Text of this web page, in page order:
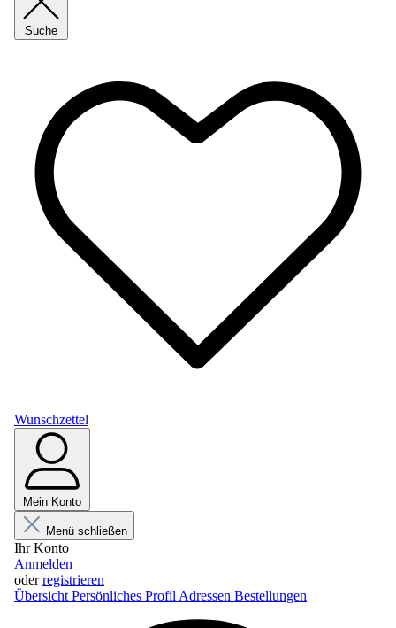
Suche
Wunschzettel
Mein Konto
Menü schließen
Ihr Konto
Anmelden
oderregistrieren
Übersicht Persönliches Profil Adressen Bestellungen